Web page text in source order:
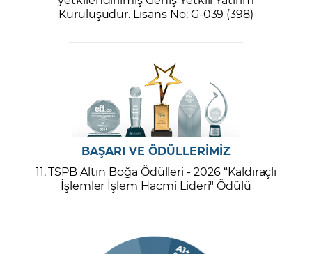
Kuruluşudur. Lisans No: G-039 (398)
BAŞARI VE ÖDÜLLERİMİZ
11. TSPB Altın Boğa Ödülleri - 2026 “Kaldıraçlı
İşlemler İşlem Hacmi Lideri" Ödülü